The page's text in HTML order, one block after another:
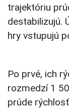
trajektóriu
destabilizujú.
hry vstupujú
Po prvé, ich
rozmedzí 1
prúde